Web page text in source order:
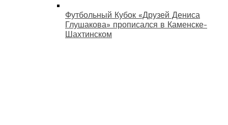
Футбольный Кубок «Друзей Дениса
Глушакова» прописался в Каменске-
Шахтинском